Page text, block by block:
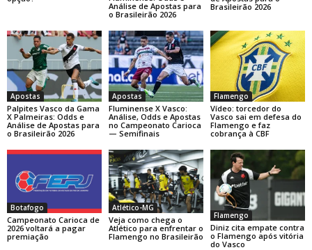
Análise de Apostas para
o Brasileirão 2026
Brasileirão 2026
Apostas
Palpites Vasco da Gama
X Palmeiras: Odds e
Análise de Apostas para
o Brasileirão 2026
Apostas
Fluminense X Vasco:
Análise, Odds e Apostas
no Campeonato Carioca
— Semifinais
Flamengo
Vídeo: torcedor do
Vasco sai em defesa do
Flamengo e faz
cobrança à CBF
Botafogo
Campeonato Carioca de
2026 voltará a pagar
premiação
Atlético-MG
Veja como chega o
Atlético para enfrentar o
Flamengo no Brasileirão
Flamengo
Diniz cita empate contra
o Flamengo após vitória
do Vasco